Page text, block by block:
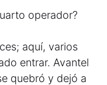
operador?
aquí, varios
entrar. Avantel
quebró y dejó a